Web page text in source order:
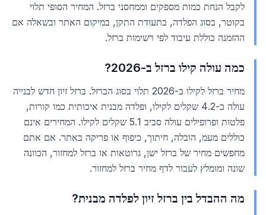
לקבל הנחת כמות מספקים וממחסני ברזל. המחיר הסופי תלוי
בקוטר, בסוג הפלדה, בתעודת התקן, במיקום האתר ובשאלה אם
ההזמנה כוללת עיבוד לפי רשימות ברזל.
כמה עולה קילו ברזל ב-2026?
מחיר ברזל לקילו ב-2026 תלוי בסוג הברזל. ברזל זיון חדש לבנייה
עולה כ-4.2 שקלים לקילו, ופלדה מבנית איכותית כמו קורות,
פלטות ופרופילים עולה סביב 5.1 שקלים לקילו. המחירים אינם
כוללים מעמ, הובלה, חיתוך, כיפוף או פריקה באתר. אם אתם
מחפשים מחיר של ברזל ישן, גרוטאות או ברזל למחזור, הכוונה
שונה ומומלץ לעבור לדף מחיר ברזל למחזור.
מה ההבדל בין ברזל זיון לפלדה מבנית?